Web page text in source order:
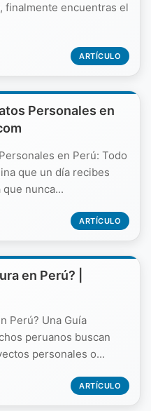
finalmente encuentras el
ARTÍCULO
Personales en
en Perú: Todo
que un día recibes
nunca...
ARTÍCULO
en Perú? |
Perú? Una Guía
peruanos buscan
personales o...
ARTÍCULO